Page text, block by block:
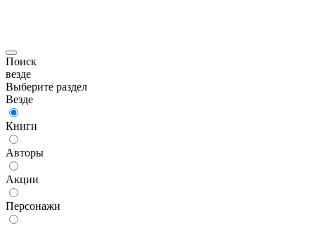
Поиск
везде
Выберите раздел
Везде
Книги
Авторы
Акции
Персонажи